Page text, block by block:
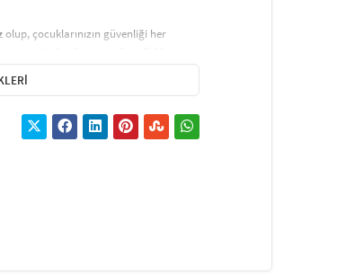
olup, çocuklarınızın güvenliği her
oldukça basittir:
sarı kağıdı kaldırın ve